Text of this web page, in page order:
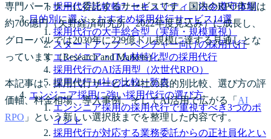
採用代行比較軸7. セキュリティ・法令遵守体制
目的別に選ぶ、おすすめ採用代行サービス14選
採用代行の大手総合型（実績・規模重視）
スタートアップ・ベンチャー向けの採用代行
エンジニア・IT人材特化型の採用代行
採用代行のAI活用型（次世代RPO）
採用代行14社の比較一覧表
エンジニア採用に強い採用代行の選び方
エンジニア採用の採用代行で重視すべき3つのポ
イント
採用代行が対応する業務委託からの正社員化とい
専門パートナーに委託するサービスです。国内のRPO市場は
約706億円（矢野経済研究所、2022年度見込み）に成長し、
グローバルでは2030年に229億ドル規模に達する見通しとな
っています（Research and Markets）。
本記事は、採用代行サービス14社の目的別比較、選び方の評
価軸、料金相場、導入事例、そしてAI活用で広がる「 AI
RPO 」という新しい選択肢までを整理した内容です。